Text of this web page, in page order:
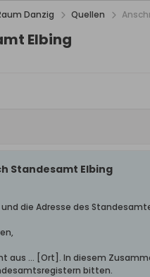
Danzig Quellen
Elbing
Standesamt Elbing
die Adresse des
aus ... [Ort]. In diesem
bitten.